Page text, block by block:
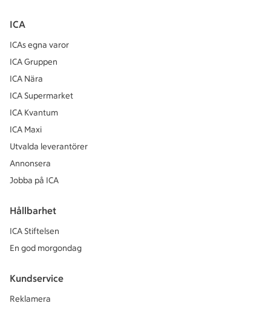
ICA
ICAs egna varor
ICA Gruppen
ICA Nära
ICA Supermarket
ICA Kvantum
ICA Maxi
Utvalda leverantörer
Annonsera
Jobba på ICA
Hållbarhet
ICA Stiftelsen
En god morgondag
Kundservice
Reklamera